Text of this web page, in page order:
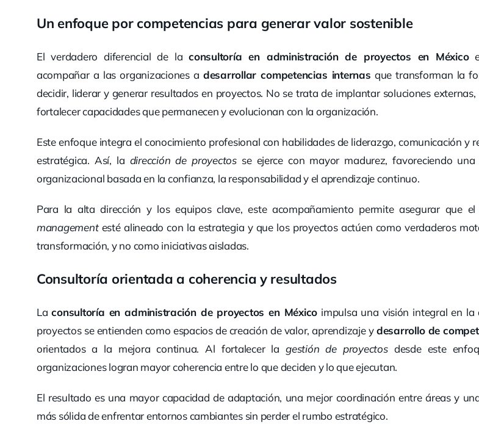
Un enfoque por competencias para generar valor sostenible
El verdadero diferencial de laconsultoría en administración de proyectos en México
acompañar a las organizaciones a desarrollar competencias internas que transforman la
decidir, liderar y generar resultados en proyectos. No se trata de implantar soluciones externas,
fortalecer capacidades que permanecen y evolucionan con la organización.
Este enfoque integra el conocimiento profesional con habilidades de liderazgo, comunicación y
estratégica. Así, la dirección de proyectosse ejerce con mayor madurez, favoreciendo una
organizacional basada en la confianza, la responsabilidad y el aprendizaje continuo.
Para la alta dirección y los equipos clave, este acompañamiento permite asegurar que el
managementesté alineado con la estrategia y que los proyectos actúen como verdaderos
transformación, y no como iniciativas aisladas.
Consultoría orientada a coherencia y resultados
Laconsultoría en administración de proyectos en México impulsa una visión integral en la
proyectos se entienden como espacios de creación de valor, aprendizaje ydesarrollo de
orientados a la mejora continua. Al fortalecer lagestión de proyectosdesde este
organizaciones logran mayor coherencia entre lo que deciden y lo que ejecutan.
El resultado es una mayor capacidad de adaptación, una mejor coordinación entre áreas y
más sólida de enfrentar entornos cambiantes sin perder el rumbo estratégico.